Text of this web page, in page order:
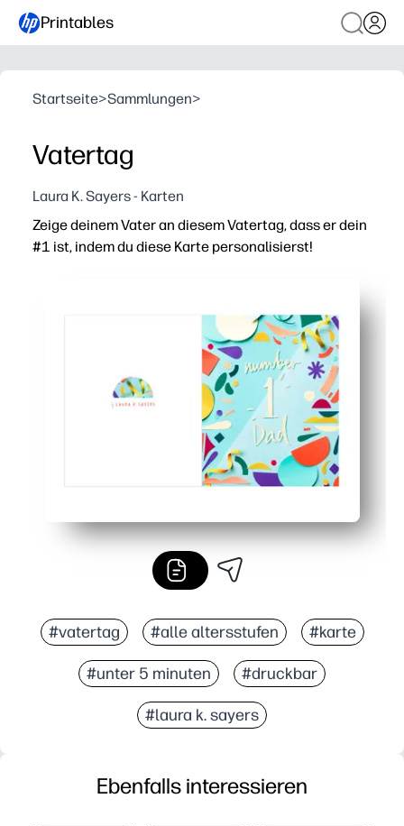
Printables
Startseite>Sammlungen>
Vatertag
Laura K. Sayers - Karten
Zeige deinem Vater an diesem Vatertag, dass er dein
#1 ist, indem du diese Karte personalisierst!
#vatertag #alle altersstufen #karte
#unter 5 minuten #druckbar
#laura k. sayers
Ebenfalls interessieren